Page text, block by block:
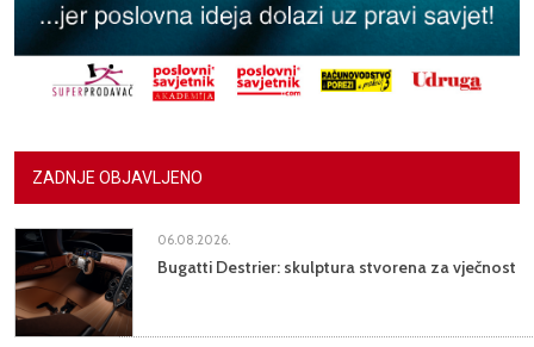
ZADNJE OBJAVLJENO
06.08.2026.
Bugatti Destrier: skulptura stvorena za vječnost